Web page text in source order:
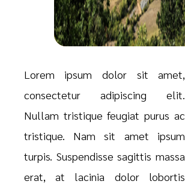
Lorem ipsum dolor sit amet,
consectetur adipiscing elit.
Nullam tristique feugiat purus ac
tristique. Nam sit amet ipsum
turpis. Suspendisse sagittis massa
erat, at lacinia dolor lobortis